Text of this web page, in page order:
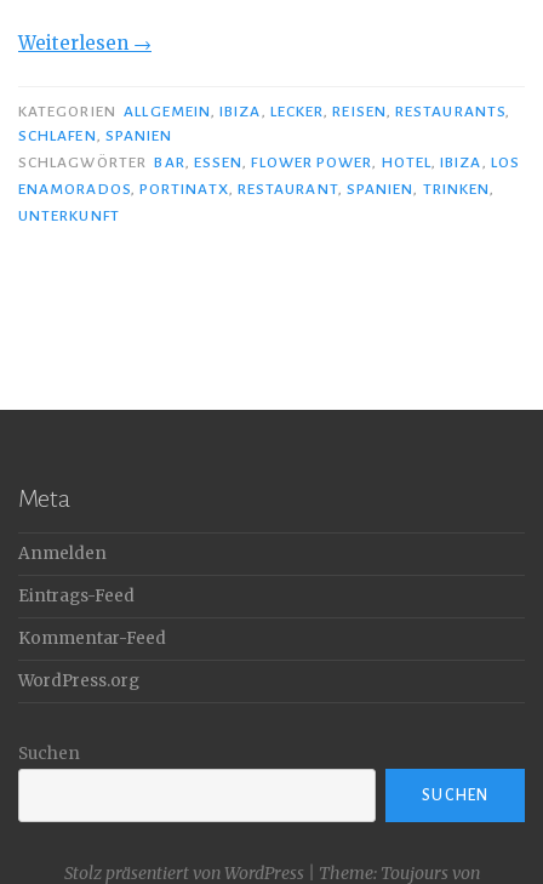
Weiterlesen „Los
–
sexy
oder
→
KATEGORIEN ALLGEMEIN,IBIZA, LECKER,REISEN,RESTAURANTS,
SCHLAFEN, SPANIEN
SCHLAGWÖRTER BAR, ESSEN,FLOWER POWER, HOTEL,IBIZA, LOS
ENAMORADOS, PORTINATX, RESTAURANT, SPANIEN, TRINKEN,
UNTERKUNFT
Meta
Anmelden
Eintrags-Feed
Kommentar-Feed
WordPress.org
Suchen
SUCHEN
Stolz präsentiert von WordPress Theme: Toujours von